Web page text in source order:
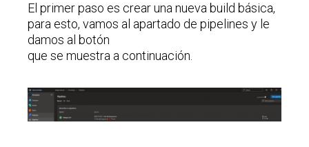
El primer paso es crear una nueva build básica,
para esto, vamos al apartado de pipelines y le
damos al botón
que se muestra a continuación.